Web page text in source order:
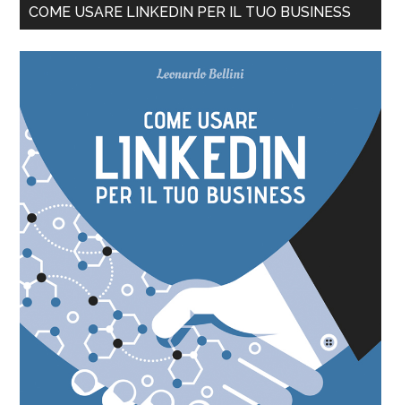
COME USARE LINKEDIN PER IL TUO BUSINESS